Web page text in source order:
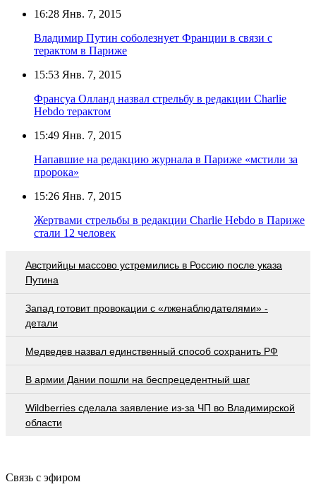
16:28 Янв. 7, 2015
Владимир Путин соболезнует Франции в связи с
терактом в Париже
15:53 Янв. 7, 2015
Франсуа Олланд назвал стрельбу в редакции Charlie
Hebdo терактом
15:49 Янв. 7, 2015
Напавшие на редакцию журнала в Париже «мстили за
пророка»
15:26 Янв. 7, 2015
Жертвами стрельбы в редакции Charlie Hebdo в Париже
стали 12 человек
Австрийцы массово устремились в Россию после указа
Путина
Запад готовит провокации с «лженаблюдателями» -
детали
Медведев назвал единственный способ сохранить РФ
В армии Дании пошли на беспрецедентный шаг
Wildberries cделала заявление из-за ЧП во Владимирской
области
Связь с эфиром